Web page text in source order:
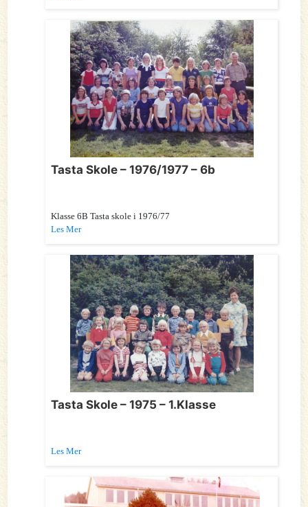
Tasta Skole – 1976/1977 – 6b
Klasse 6B Tasta skole i 1976/77
Les Mer
Tasta Skole – 1975 – 1.Klasse
Les Mer